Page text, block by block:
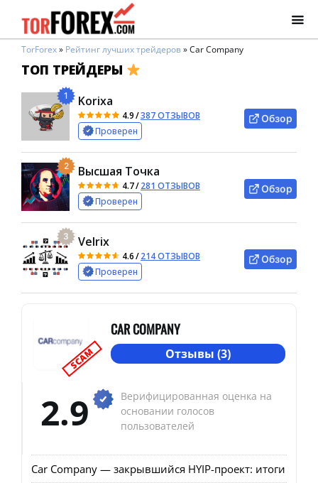
TorForex» Рейтинг лучших трейдеров»Car Company
ТОП ТРЕЙДЕРЫ
1 Korixa
4.9/387 ОТЗЫВОВ
Проверен
Обзор
2 Высшая Точка
4.7/281 ОТЗЫВОВ
Проверен
Обзор
3 Velrix
4.6/214 ОТЗЫВОВ
Проверен
Обзор
SCAM
CAR COMPANY
Отзывы (3)
2.9
Верифицированная оценка на
основании голосов
пользователей
Car Company — закрывшийся HYIP-проект: итоги